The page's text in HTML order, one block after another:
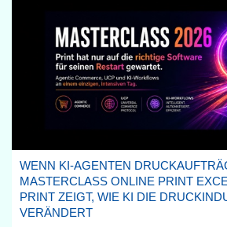
WENN KI-AGENTEN
MASTERCLASS ONLINE PRINT
PRINT ZEIGT, WIE KI DIE
VERÄNDERT